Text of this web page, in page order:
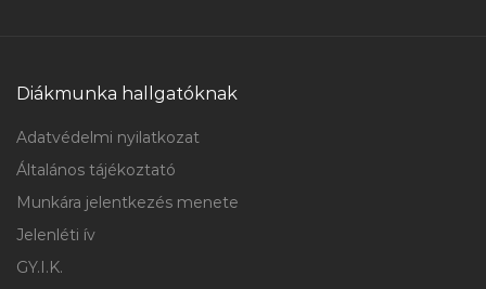
Diákmunka hallgatóknak
Adatvédelmi nyilatkozat
Általános tájékoztató
Munkára jelentkezés menete
Jelenléti ív
GY.I.K.